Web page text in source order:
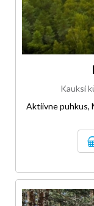
Kauksi
Aktiivne puhkus,